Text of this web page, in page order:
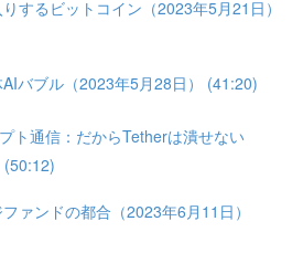
するビットコイン（2023年5月21日）
バブル（2023年5月28日） (41:20)
ト通信：だからTetherは潰せない
(50:12)
ァンドの都合（2023年6月11日）